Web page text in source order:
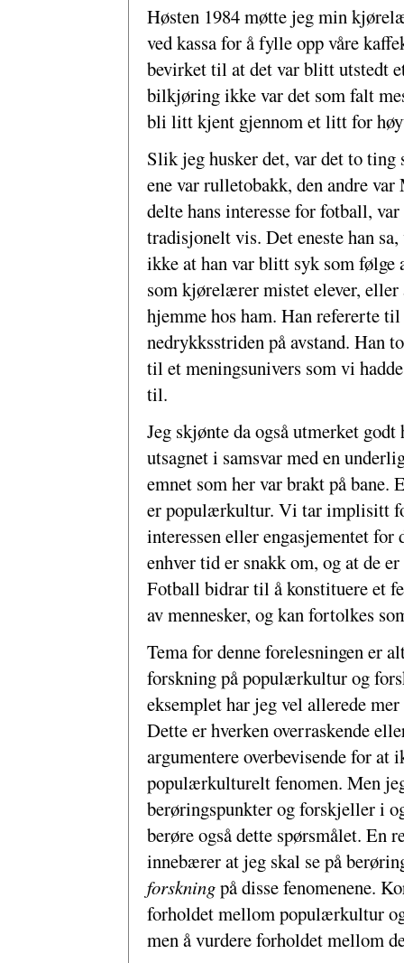
Høsten 1984 møtte jeg min
ved kassa for å fylle opp våre
bevirket til at det var blitt utstedt
bilkjøring ikke var det som falt
bli litt kjent gjennom et litt for
Slik jeg husker det, var det to
ene var rulletobakk, den andre
delte hans interesse for fotball,
tradisjonelt vis. Det eneste han
ikke at han var blitt syk som følge
som kjørelærer mistet elever,
hjemme hos ham. Han refererte
nedrykksstriden på avstand. Han
til et meningsunivers som vi
til.
Jeg skjønte da også utmerket
utsagnet i samsvar med en
emnet som her var brakt på
er populærkultur. Vi tar implisitt
interessen eller engasjementet
enhver tid er snakk om, og at de
Fotball bidrar til å konstituere et
av mennesker, og kan fortolkes
Tema for denne forelesningen er
forskning på populærkultur og
eksemplet har jeg vel allerede
Dette er hverken overraskende
argumentere overbevisende for
populærkulturelt fenomen. Men
berøringspunkter og forskjeller i
berøre også dette spørsmålet. En
innebærer at jeg skal se på
forskningpå disse fenomenene.
forholdet mellom populærkultur
men å vurdere forholdet mellom